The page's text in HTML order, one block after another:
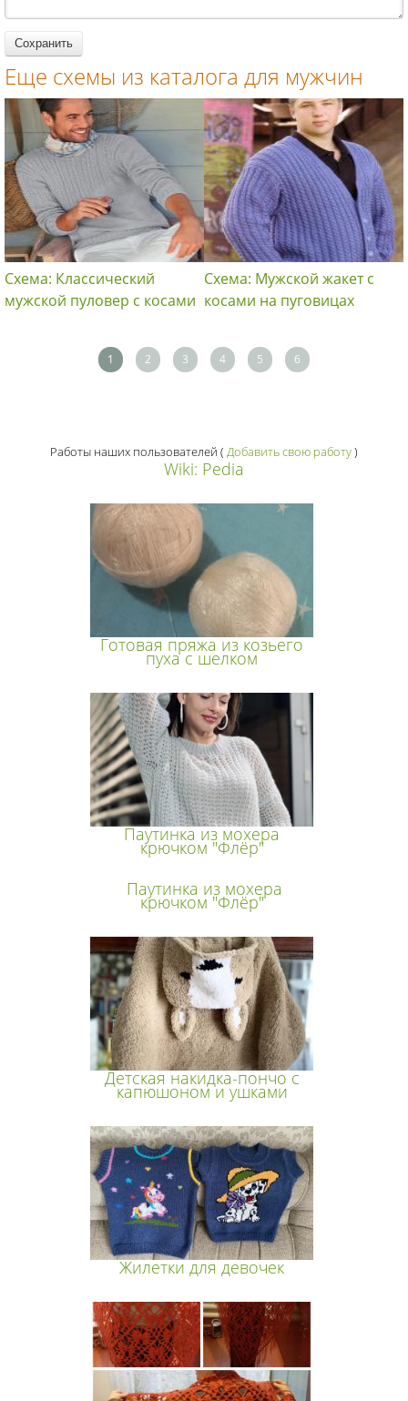
Еще схемы из каталога для мужчин
Схема: Классический
мужской пуловер с косами
Схема: Мужской жакет с
косами на пуговицах
1 2 3 4 5 6
Работы наших пользователей ( Добавить свою работу)
Wiki: Pedia
Готовая пряжа из козьего
пуха с шелком
Паутинка из мохера
крючком "Флёр"
Паутинка из мохера
крючком "Флёр"
Детская накидка-пончо с
капюшоном и ушками
Жилетки для девочек